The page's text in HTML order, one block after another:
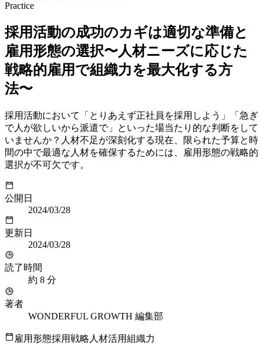
Practice
採用活動の成功のカギは適切な準備と
雇用形態の選択〜人材ニーズに応じた
戦略的雇用で組織力を最大化する方
法〜
採用活動において「とりあえず正社員を採用しよう」「急ぎ
で人が欲しいから派遣で」といった場当たり的な判断をして
いませんか？人材不足が深刻化する現在、限られた予算と時
間の中で最適な人材を確保するためには、雇用形態の戦略的
選択が不可欠です。
公開日
2024/03/28
更新日
2024/03/28
読了時間
約 8 分
著者
WONDERFUL GROWTH 編集部
雇用形態採用戦略 人材活用組織力